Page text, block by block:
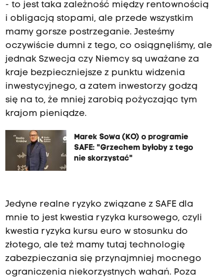
- to jest taka zależność między rentownością
i obligacją stopami, ale przede wszystkim
mamy gorsze postrzeganie. Jesteśmy
oczywiście dumni z tego, co osiągnęliśmy, ale
jednak Szwecja czy Niemcy są uważane za
kraje bezpieczniejsze z punktu widzenia
inwestycyjnego, a zatem inwestorzy godzą
się na to, że mniej zarobią pożyczając tym
krajom pieniądze.
Marek Sowa (KO) o programie
SAFE: "Grzechem byłoby z tego
nie skorzystać"
Jedyne realne ryzyko związane z SAFE dla
mnie to jest kwestia ryzyka kursowego, czyli
kwestia ryzyka kursu euro w stosunku do
złotego, ale też mamy tutaj technologię
zabezpieczania się przynajmniej mocnego
ograniczenia niekorzystnych wahań. Poza